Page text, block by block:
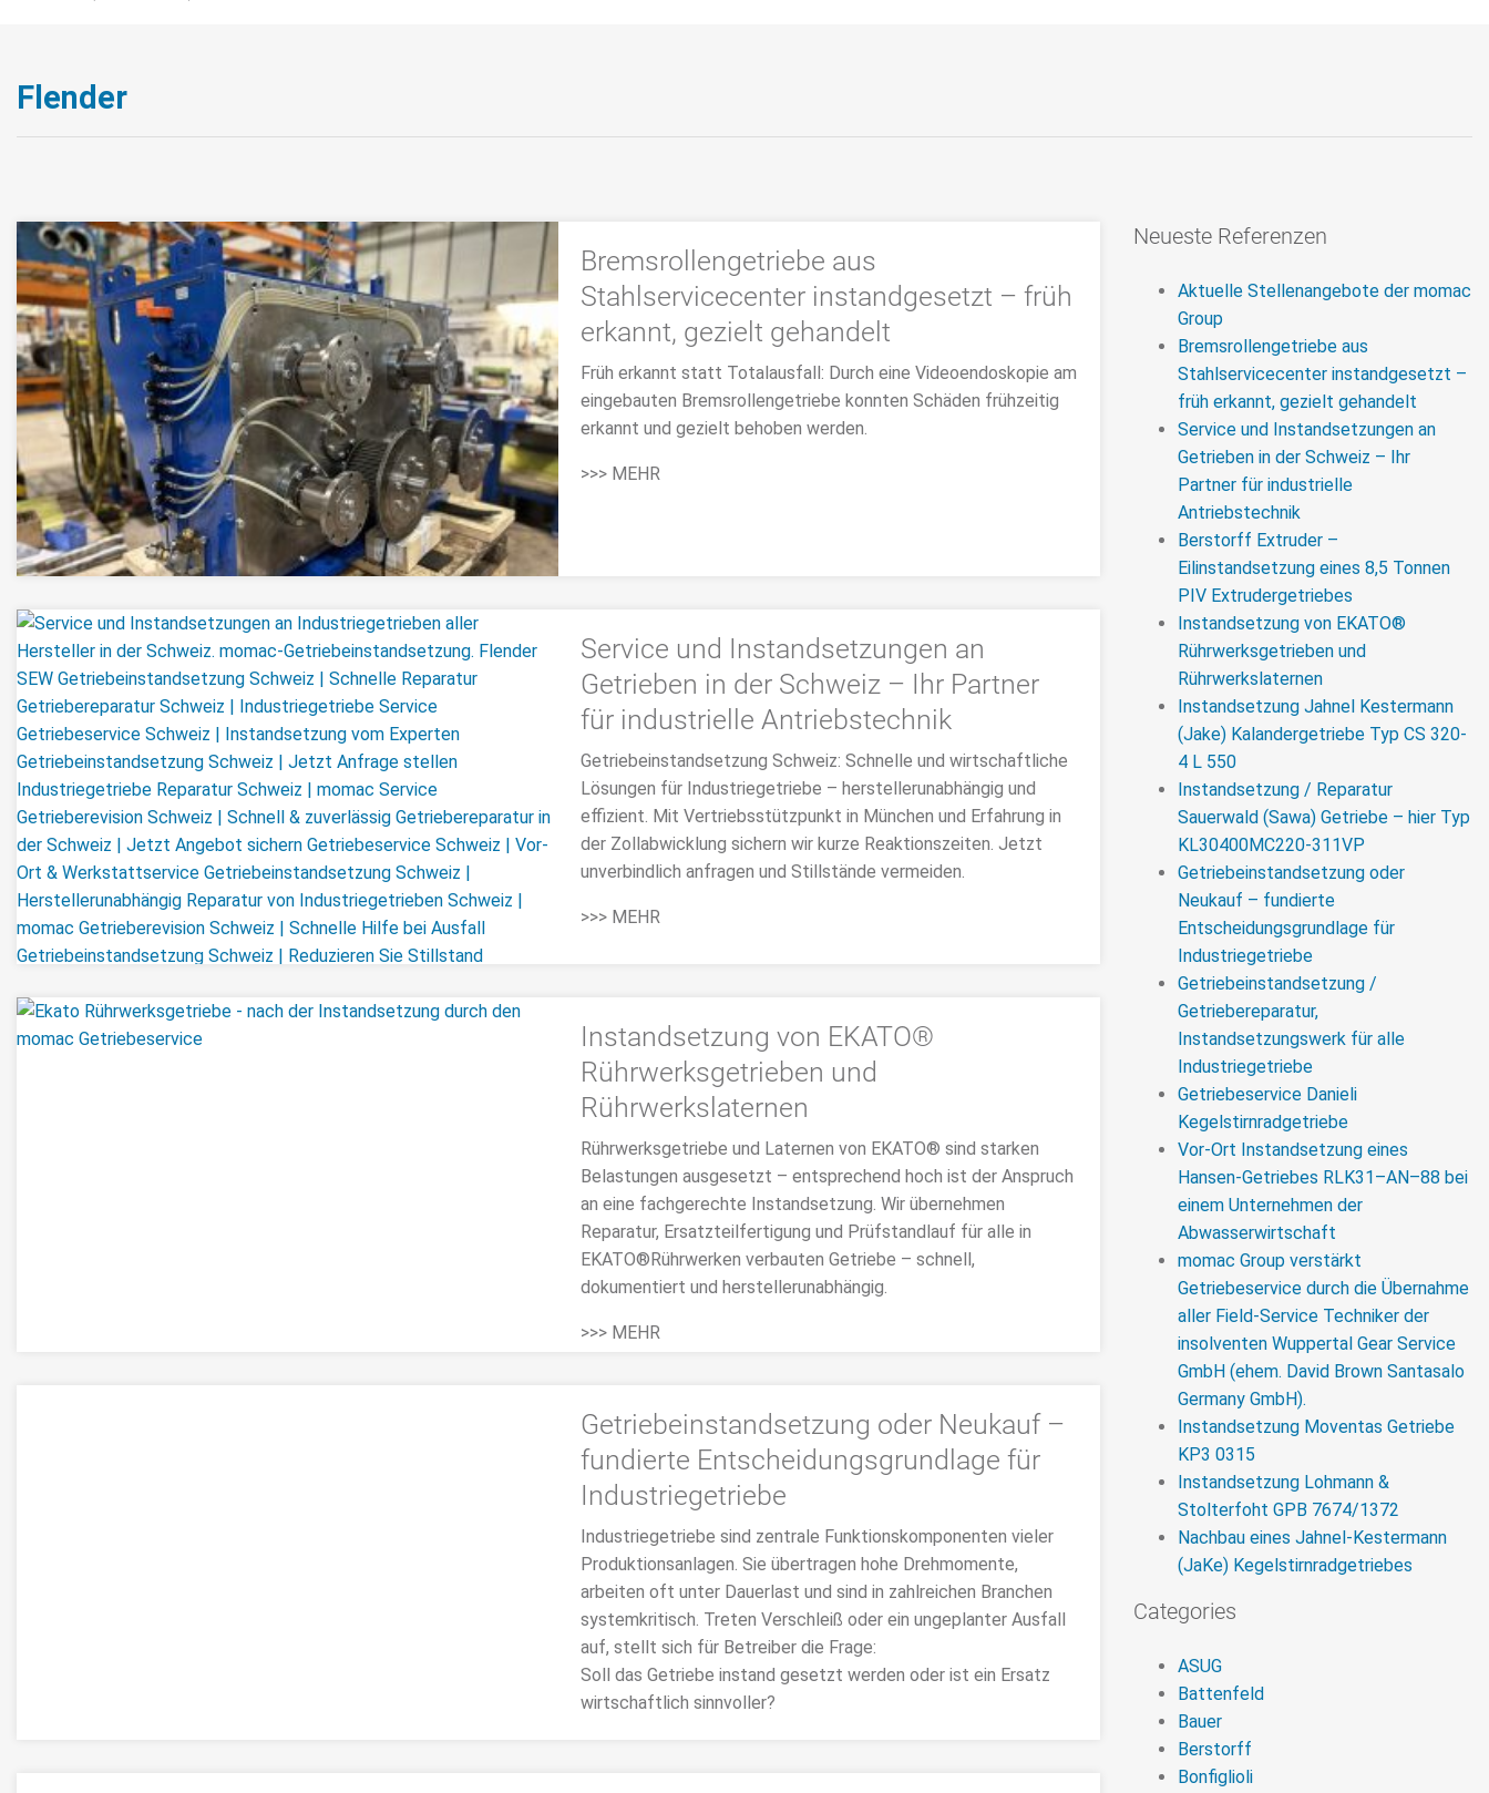
Flender
Bremsrollengetriebe aus
Stahlservicecenter instandgesetzt – früh
erkannt, gezielt gehandelt
Früh erkannt statt Totalausfall: Durch eine Videoendoskopie am
eingebauten Bremsrollengetriebe konnten Schäden frühzeitig
erkannt und gezielt behoben werden.
>>> MEHR
Service und Instandsetzungen an
Getrieben in der Schweiz – Ihr Partner
für industrielle Antriebstechnik
Getriebeinstandsetzung Schweiz: Schnelle und wirtschaftliche
Lösungen für Industriegetriebe – herstellerunabhängig und
effizient. Mit Vertriebsstützpunkt in München und Erfahrung in
der Zollabwicklung sichern wir kurze Reaktionszeiten. Jetzt
unverbindlich anfragen und Stillstände vermeiden.
>>> MEHR
Instandsetzung von EKATO®
Rührwerksgetrieben und
Rührwerkslaternen
Rührwerksgetriebe und Laternen von EKATO® sind starken
Belastungen ausgesetzt – entsprechend hoch ist der Anspruch
an eine fachgerechte Instandsetzung. Wir übernehmen
Reparatur, Ersatzteilfertigung und Prüfstandlauf für alle in
EKATO®Rührwerken verbauten Getriebe – schnell,
dokumentiert und herstellerunabhängig.
>>> MEHR
Getriebeinstandsetzung oder Neukauf –
fundierte Entscheidungsgrundlage für
Industriegetriebe
Industriegetriebe sind zentrale Funktionskomponenten vieler
Produktionsanlagen. Sie übertragen hohe Drehmomente,
arbeiten oft unter Dauerlast und sind in zahlreichen Branchen
systemkritisch. Treten Verschleiß oder ein ungeplanter Ausfall
auf, stellt sich für Betreiber die Frage:
Soll das Getriebe instand gesetzt werden oder ist ein Ersatz
wirtschaftlich sinnvoller?
Neueste Referenzen
Aktuelle Stellenangebote der momac
Group
Bremsrollengetriebe aus
Stahlservicecenter instandgesetzt –
früh erkannt, gezielt gehandelt
Service und Instandsetzungen an
Getrieben in der Schweiz – Ihr
Partner für industrielle
Antriebstechnik
Berstorff Extruder –
Eilinstandsetzung eines 8,5 Tonnen
PIV Extrudergetriebes
Instandsetzung von EKATO®
Rührwerksgetrieben und
Rührwerkslaternen
Instandsetzung Jahnel Kestermann
(Jake) Kalandergetriebe Typ CS 320-
4 L 550
Instandsetzung / Reparatur
Sauerwald (Sawa) Getriebe – hier Typ
KL30400MC220-311VP
Getriebeinstandsetzung oder
Neukauf – fundierte
Entscheidungsgrundlage für
Industriegetriebe
Getriebeinstandsetzung /
Getriebereparatur,
Instandsetzungswerk für alle
Industriegetriebe
Getriebeservice Danieli
Kegelstirnradgetriebe
Vor-Ort Instandsetzung eines
Hansen-Getriebes RLK31–AN–88 bei
einem Unternehmen der
Abwasserwirtschaft
momac Group verstärkt
Getriebeservice durch die Übernahme
aller Field-Service Techniker der
insolventen Wuppertal Gear Service
GmbH (ehem. David Brown Santasalo
Germany GmbH).
Instandsetzung Moventas Getriebe
KP3 0315
Instandsetzung Lohmann &
Stolterfoht GPB 7674/1372
Nachbau eines Jahnel-Kestermann
(JaKe) Kegelstirnradgetriebes
Categories
ASUG
Battenfeld
Bauer
Berstorff
Bonfiglioli